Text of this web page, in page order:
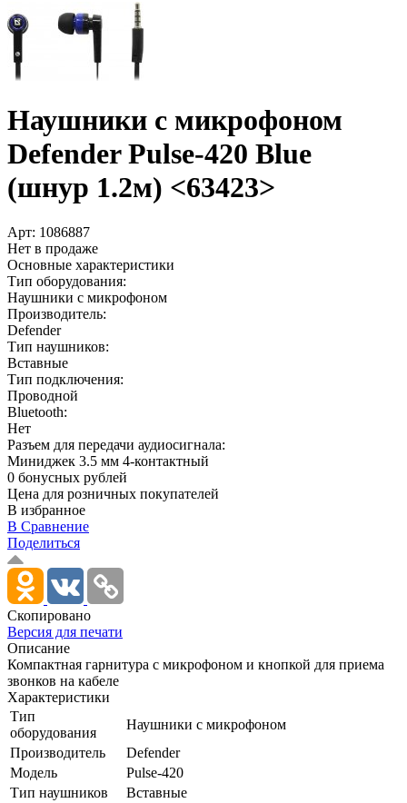
Наушники с микрофоном
Defender Pulse-420 Blue
(шнур 1.2м) <63423>
Арт: 1086887
Нет в продаже
Основные характеристики
Тип оборудования:
Наушники с микрофоном
Производитель:
Defender
Тип наушников:
Вставные
Тип подключения:
Проводной
Bluetooth:
Нет
Разъем для передачи аудиосигнала:
Миниджек 3.5 мм 4-контактный
0 бонусных рублей
Цена для розничных покупателей
В избранное
В Сравнение
Поделиться
Скопировано
Версия для печати
Описание
Компактная гарнитура с микрофоном и кнопкой для приема
звонков на кабеле
Характеристики
Тип
оборудования
Наушники с микрофоном
Производитель
Defender
Модель
Pulse-420
Тип наушников
Вставные